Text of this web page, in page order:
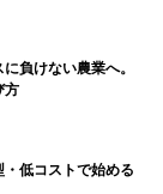
負けない農業へ。
方
低コストで始める